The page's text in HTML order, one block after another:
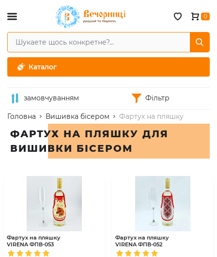
Каталог
0
замовчуванням Фільтр
Головна Вишивка бісером Фартух на пляшку
ФАРТУХ НА ПЛЯШКУ ДЛЯ
ВИШИВКИ БІСЕРОМ
Фартух на пляшку
VIRENA ФПВ-053
Фартух на пляшку
VIRENA ФПВ-052